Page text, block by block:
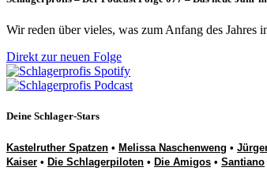
Wir reden über vieles, was zum Anfang des
Direkt zur neuen Folge
Deine Schlager-Stars
Kastelruther Spatzen • Melissa Naschenweng •
Kaiser • Die Schlagerpiloten • Die Amigos • Santiano